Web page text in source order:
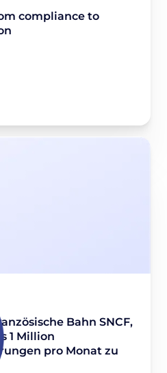
compliance to
Bahn SNCF,
1 Million
pro Monat zu